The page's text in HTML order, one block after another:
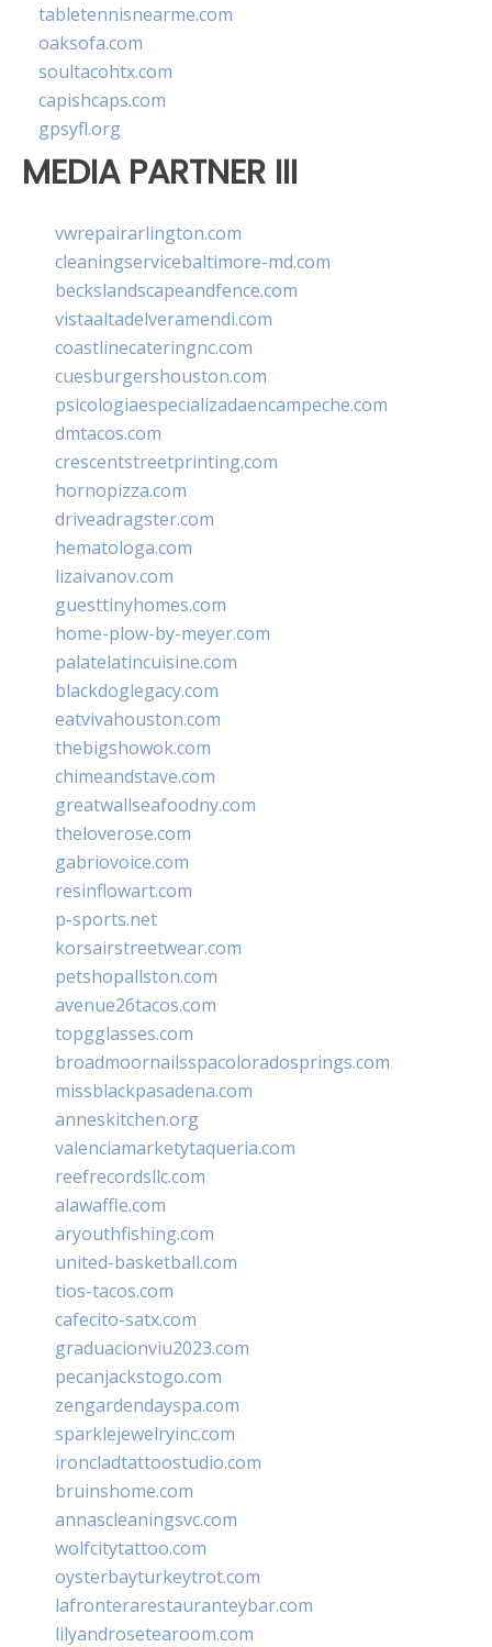
tabletennisnearme.com
oaksofa.com
soultacohtx.com
capishcaps.com
gpsyfl.org
MEDIA PARTNER III
vwrepairarlington.com
cleaningservicebaltimore-md.com
beckslandscapeandfence.com
vistaaltadelveramendi.com
coastlinecateringnc.com
cuesburgershouston.com
psicologiaespecializadaencampeche.com
dmtacos.com
crescentstreetprinting.com
hornopizza.com
driveadragster.com
hematologa.com
lizaivanov.com
guesttinyhomes.com
home-plow-by-meyer.com
palatelatincuisine.com
blackdoglegacy.com
eatvivahouston.com
thebigshowok.com
chimeandstave.com
greatwallseafoodny.com
theloverose.com
gabriovoice.com
resinflowart.com
p-sports.net
korsairstreetwear.com
petshopallston.com
avenue26tacos.com
topgglasses.com
broadmoornailsspacoloradosprings.com
missblackpasadena.com
anneskitchen.org
valenciamarketytaqueria.com
reefrecordsllc.com
alawaffle.com
aryouthfishing.com
united-basketball.com
tios-tacos.com
cafecito-satx.com
graduacionviu2023.com
pecanjackstogo.com
zengardendayspa.com
sparklejewelryinc.com
ironcladtattoostudio.com
bruinshome.com
annascleaningsvc.com
wolfcitytattoo.com
oysterbayturkeytrot.com
lafronterarestauranteybar.com
lilyandrosetearoom.com